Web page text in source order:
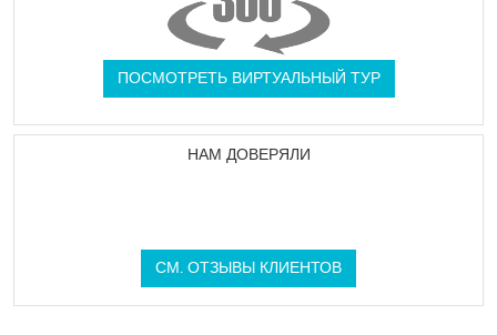
ПОСМОТРЕТЬ ВИРТУАЛЬНЫЙ ТУР
НАМ ДОВЕРЯЛИ
СМ. ОТЗЫВЫ КЛИЕНТОВ